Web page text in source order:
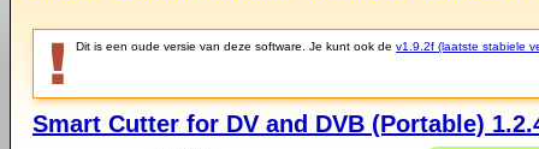
Dit is een oude versie van deze software. Je kunt ook de v1.9.2f (laatste stabiele
Smart Cutter for DV and DVB (Portable)